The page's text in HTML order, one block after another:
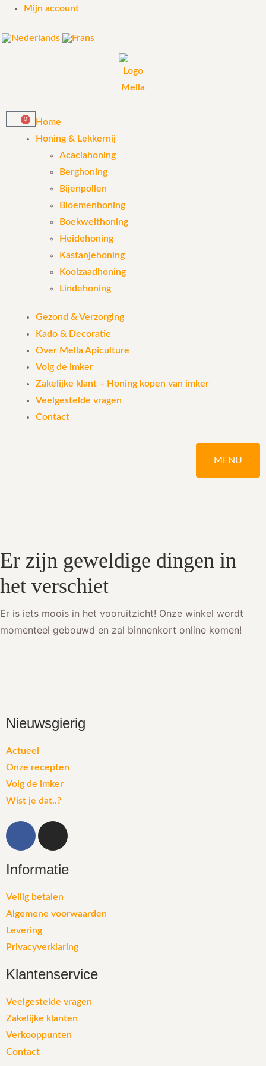
Mijn account
0
Home
Honing & Lekkernij
Acaciahoning
Berghoning
Bijenpollen
Bloemenhoning
Boekweithoning
Heidehoning
Kastanjehoning
Koolzaadhoning
Lindehoning
Gezond & Verzorging
Kado & Decoratie
Over Mella Apiculture
Volg de imker
Zakelijke klant – Honing kopen van imker
Veelgestelde vragen
Contact
MENU
Er zijn geweldige dingen in
het verschiet
Er is iets moois in het vooruitzicht! Onze winkel wordt
momenteel gebouwd en zal binnenkort online komen!
Nieuwsgierig
Actueel
Onze recepten
Volg de imker
Wist je dat..?
Informatie
Veilig betalen
Algemene voorwaarden
Levering
Privacyverklaring
Klantenservice
Veelgestelde vragen
Zakelijke klanten
Verkooppunten
Contact